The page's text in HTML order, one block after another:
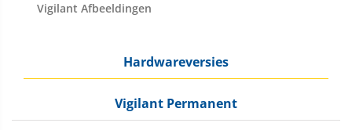
Vigilant Afbeeldingen
Hardwareversies
Vigilant Permanent